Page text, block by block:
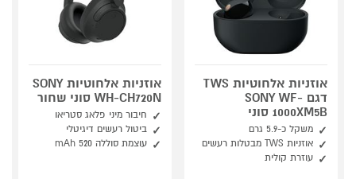
אוזניות אלחוטיות TWS
דגם SONY WF-
1000XM5B סוני
משקל כ-5.9 גרם
אוזניות TWS מבטלות רעשים
עוזרת קולית
אוזניות אלחוטיות SONY
WH-CH720N סוני שחור
חיבור מיני פלאג סטריאו
ביטול רעשים דיגיטלי
עוצמת סוללה 520 mAh